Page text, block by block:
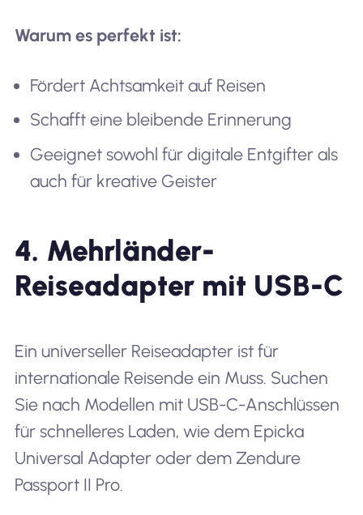
Warum es perfekt ist:
Fördert Achtsamkeit auf Reisen
Schafft eine bleibende Erinnerung
Geeignet sowohl für digitale Entgifter als
auch für kreative Geister
4. Mehrländer-
Reiseadapter mit USB-C
Ein universeller Reiseadapter ist für
internationale Reisende ein Muss. Suchen
Sie nach Modellen mit USB-C-Anschlüssen
für schnelleres Laden, wie dem Epicka
Universal Adapter oder dem Zendure
Passport II Pro.